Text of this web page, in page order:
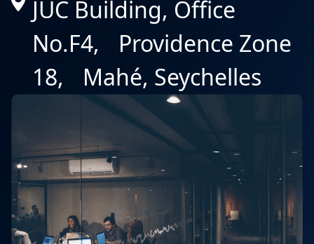
JUC Building, Office
No.F4, Providence Zone
18, Mahé, Seychelles